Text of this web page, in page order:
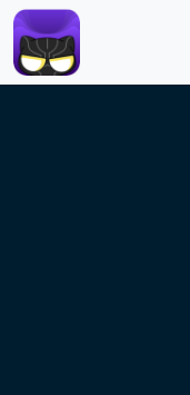
跳转到主要内容